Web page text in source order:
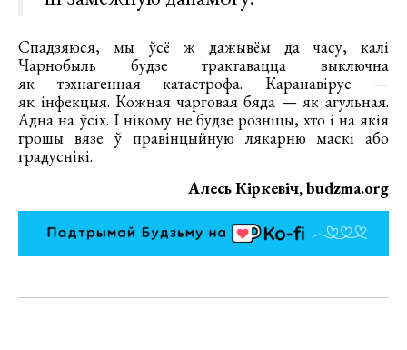
Спадзяюся, мы ўсё ж дажывём да часу, калі
Чарнобыль будзе трактавацца выключна
як тэхнагенная катастрофа. Каранавірус —
як інфекцыя. Кожная чарговая бяда — як агульная.
Адна на ўсіх. І нікому не будзе розніцы, хто і на якія
грошы вязе ў правінцыйную лякарню маскі або
градуснікі.
Алесь Кіркевіч, budzma.org